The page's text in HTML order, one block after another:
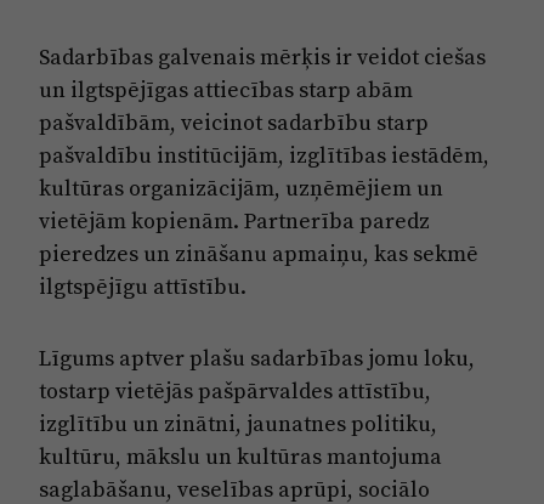
Sadarbības galvenais mērķis ir veidot ciešas
un ilgtspējīgas attiecības starp abām
pašvaldībām, veicinot sadarbību starp
pašvaldību institūcijām, izglītības iestādēm,
kultūras organizācijām, uzņēmējiem un
vietējām kopienām. Partnerība paredz
pieredzes un zināšanu apmaiņu, kas sekmē
ilgtspējīgu attīstību.
Līgums aptver plašu sadarbības jomu loku,
tostarp vietējās pašpārvaldes attīstību,
izglītību un zinātni, jaunatnes politiku,
kultūru, mākslu un kultūras mantojuma
saglabāšanu, veselības aprūpi, sociālo